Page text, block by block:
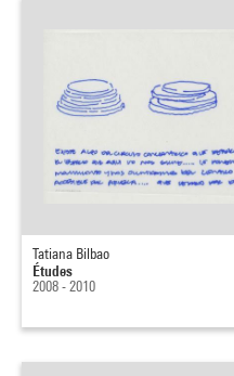
Tatiana Bilbao
Études
2008 - 2010